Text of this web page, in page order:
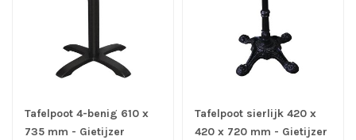
Tafelpoot 4-benig 610 x
735 mm - Gietijzer
Tafelpoot sierlijk 420 x
420 x 720 mm - Gietijzer